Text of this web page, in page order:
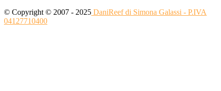
© Copyright © 2007 - 2025 DaniReef di Simona Galassi - P.IVA
04127710400